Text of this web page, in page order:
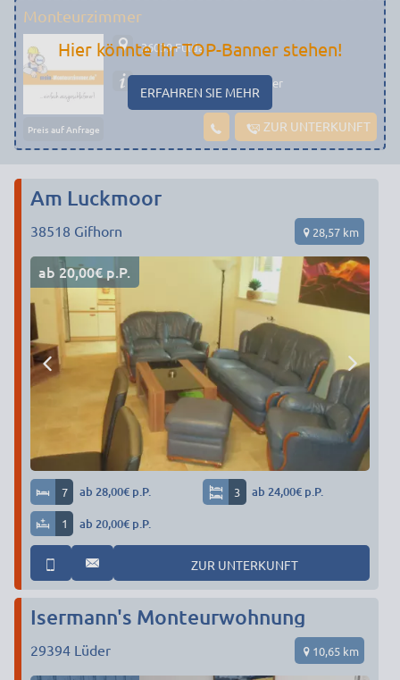
Monteurzimmer
Preis auf Anfrage
36039 Fulda
Preiswerte Monteurzimmer
ZUR UNTERKUNFT
Hier könnte Ihr TOP-Banner stehen!
ERFAHREN SIE MEHR
Am Luckmoor
38518 Gifhorn 28,57 km
ab 20,00€ p.P.
7 ab 28,00€ p.P. 3 ab 24,00€ p.P.
1 ab 20,00€ p.P.
ZUR UNTERKUNFT
Isermann's Monteurwohnung
29394 Lüder 10,65 km